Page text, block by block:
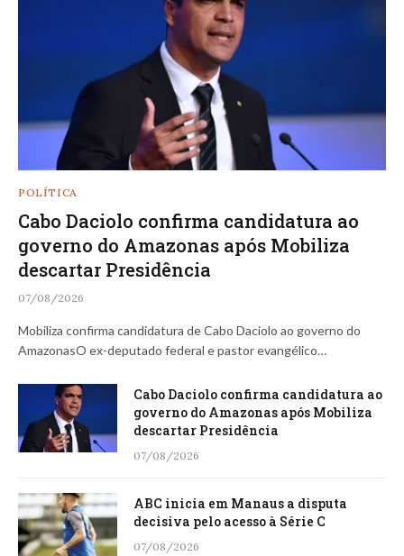
POLÍTICA
Cabo Daciolo confirma candidatura ao
governo do Amazonas após Mobiliza
descartar Presidência
07/08/2026
Mobiliza confirma candidatura de Cabo Daciolo ao governo do
AmazonasO ex-deputado federal e pastor evangélico…
Cabo Daciolo confirma candidatura ao
governo do Amazonas após Mobiliza
descartar Presidência
07/08/2026
ABC inicia em Manaus a disputa
decisiva pelo acesso à Série C
07/08/2026